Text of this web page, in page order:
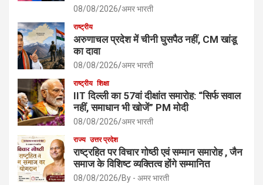
08/08/2026 अमर भारती
राष्ट्रीय
अरुणाचल प्रदेश में चीनी घुसपैठ नहीं, CM खांडू
का दावा
08/08/2026 अमर भारती
राष्ट्रीय शिक्षा
IIT दिल्ली का 57वां दीक्षांत समारोह: “सिर्फ सवाल
नहीं, समाधान भी खोजें” PM मोदी
08/08/2026 अमर भारती
राज्य उत्तर प्रदेश
राष्ट्रहित पर विचार गोष्ठी एवं सम्मान समारोह , जैन
समाज के विशिष्ट व्यक्तित्व होंगे सम्मानित
08/08/2026 By - अमर भारती